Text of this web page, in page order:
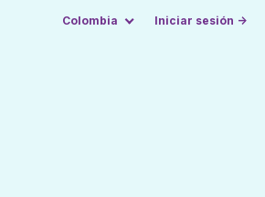
Colombia Iniciar sesión →